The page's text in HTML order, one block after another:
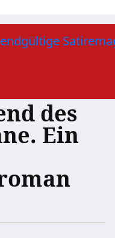
des
Ein